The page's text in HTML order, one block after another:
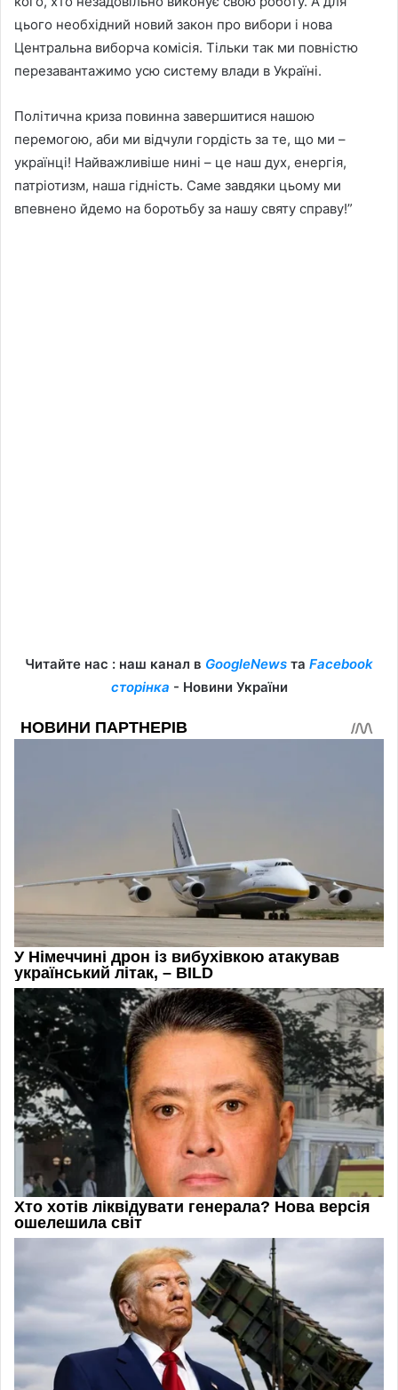
цього необхідний новий закон про вибори і нова
Центральна виборча комісія. Тільки так ми повністю
перезавантажимо усю систему влади в Україні.
Політична криза повинна завершитися нашою
перемогою, аби ми відчули гордість за те, що ми –
українці! Найважливіше нині – це наш дух, енергія,
патріотизм, наша гідність. Саме завдяки цьому ми
впевнено йдемо на боротьбу за нашу святу справу!”
Читайте нас : наш канал в GoogleNews та Facebook
сторінка - Новини України